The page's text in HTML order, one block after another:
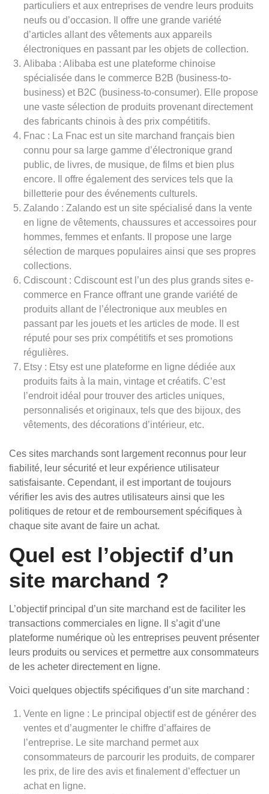
particuliers et aux entreprises de vendre leurs produits
neufs ou d’occasion. Il offre une grande variété
d’articles allant des vêtements aux appareils
électroniques en passant par les objets de collection.
Alibaba : Alibaba est une plateforme chinoise
spécialisée dans le commerce B2B (business-to-
business) et B2C (business-to-consumer). Elle propose
une vaste sélection de produits provenant directement
des fabricants chinois à des prix compétitifs.
Fnac : La Fnac est un site marchand français bien
connu pour sa large gamme d’électronique grand
public, de livres, de musique, de films et bien plus
encore. Il offre également des services tels que la
billetterie pour des événements culturels.
Zalando : Zalando est un site spécialisé dans la vente
en ligne de vêtements, chaussures et accessoires pour
hommes, femmes et enfants. Il propose une large
sélection de marques populaires ainsi que ses propres
collections.
Cdiscount : Cdiscount est l’un des plus grands sites e-
commerce en France offrant une grande variété de
produits allant de l’électronique aux meubles en
passant par les jouets et les articles de mode. Il est
réputé pour ses prix compétitifs et ses promotions
régulières.
Etsy : Etsy est une plateforme en ligne dédiée aux
produits faits à la main, vintage et créatifs. C’est
l’endroit idéal pour trouver des articles uniques,
personnalisés et originaux, tels que des bijoux, des
vêtements, des décorations d’intérieur, etc.
Ces sites marchands sont largement reconnus pour leur
fiabilité, leur sécurité et leur expérience utilisateur
satisfaisante. Cependant, il est important de toujours
vérifier les avis des autres utilisateurs ainsi que les
politiques de retour et de remboursement spécifiques à
chaque site avant de faire un achat.
Quel est l’objectif d’un
site marchand ?
L’objectif principal d’un site marchand est de faciliter les
transactions commerciales en ligne. Il s’agit d’une
plateforme numérique où les entreprises peuvent présenter
leurs produits ou services et permettre aux consommateurs
de les acheter directement en ligne.
Voici quelques objectifs spécifiques d’un site marchand :
Vente en ligne : Le principal objectif est de générer des
ventes et d’augmenter le chiffre d’affaires de
l’entreprise. Le site marchand permet aux
consommateurs de parcourir les produits, de comparer
les prix, de lire des avis et finalement d’effectuer un
achat en ligne.